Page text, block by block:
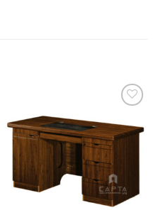
Thích